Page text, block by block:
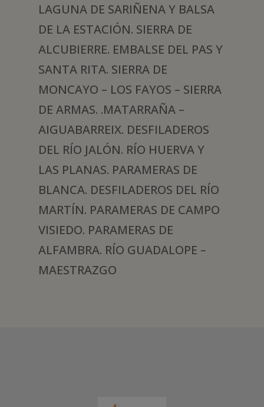
LAGUNA DE SARIÑENA Y BALSA
DE LA ESTACIÓN. SIERRA DE
ALCUBIERRE. EMBALSE DEL PAS Y
SANTA RITA. SIERRA DE
MONCAYO – LOS FAYOS – SIERRA
DE ARMAS. .MATARRAÑA –
AIGUABARREIX. DESFILADEROS
DEL RÍO JALÓN. RÍO HUERVA Y
LAS PLANAS. PARAMERAS DE
BLANCA. DESFILADEROS DEL RÍO
MARTÍN. PARAMERAS DE CAMPO
VISIEDO. PARAMERAS DE
ALFAMBRA. RÍO GUADALOPE –
MAESTRAZGO